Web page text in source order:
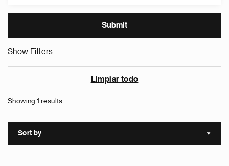
Show Filters
Limpiar todo
Showing 1 results
Sort by Sort